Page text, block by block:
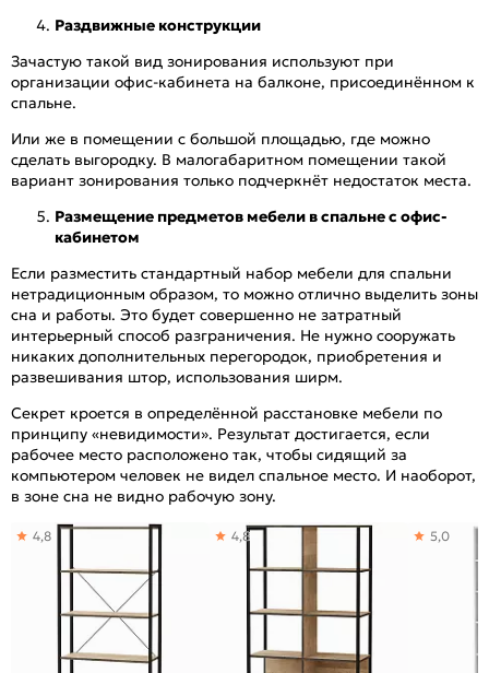
Раздвижные конструкции
Зачастую такой вид зонирования используют при
организации офис-кабинета на балконе, присоединённом к
спальне.
Или же в помещении с большой площадью, где можно
сделать выгородку. В малогабаритном помещении такой
вариант зонирования только подчеркнёт недостаток места.
Размещение предметов мебели в спальне с офис-
кабинетом
Если разместить стандартный набор мебели для спальни
нетрадиционным образом, то можно отлично выделить зоны
сна и работы. Это будет совершенно не затратный
интерьерный способ разграничения. Не нужно сооружать
никаких дополнительных перегородок, приобретения и
развешивания штор, использования ширм.
Секрет кроется в определённой расстановке мебели по
принципу «невидимости». Результат достигается, если
рабочее место расположено так, чтобы сидящий за
компьютером человек не видел спальное место. И наоборот,
в зоне сна не видно рабочую зону.
4,8 4,8 5,0